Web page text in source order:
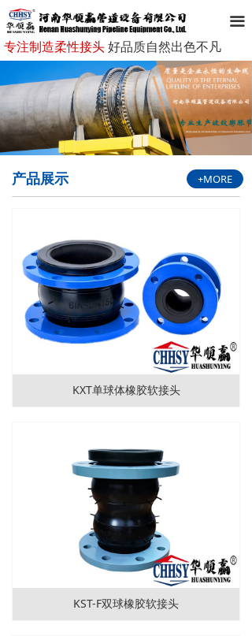
끀
网站首页
走进华顺赢
华顺赢产品
新闻资讯
成功案例
客户服务
在线留言
联系我们
专注制造柔性接头好品质自然出色不凡
产品展示 +MORE
KXT单球体橡胶软接头
KST-F双球橡胶软接头